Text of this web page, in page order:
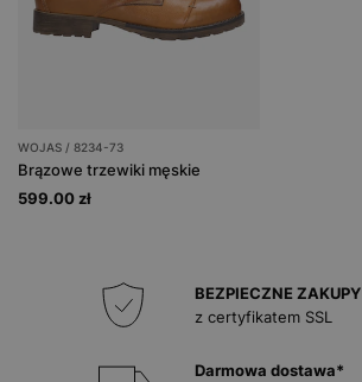
WOJAS / 8234-73
Brązowe trzewiki męskie
599.00 zł
BEZPIECZNE ZAKUPY
z certyfikatem SSL
Darmowa dostawa*